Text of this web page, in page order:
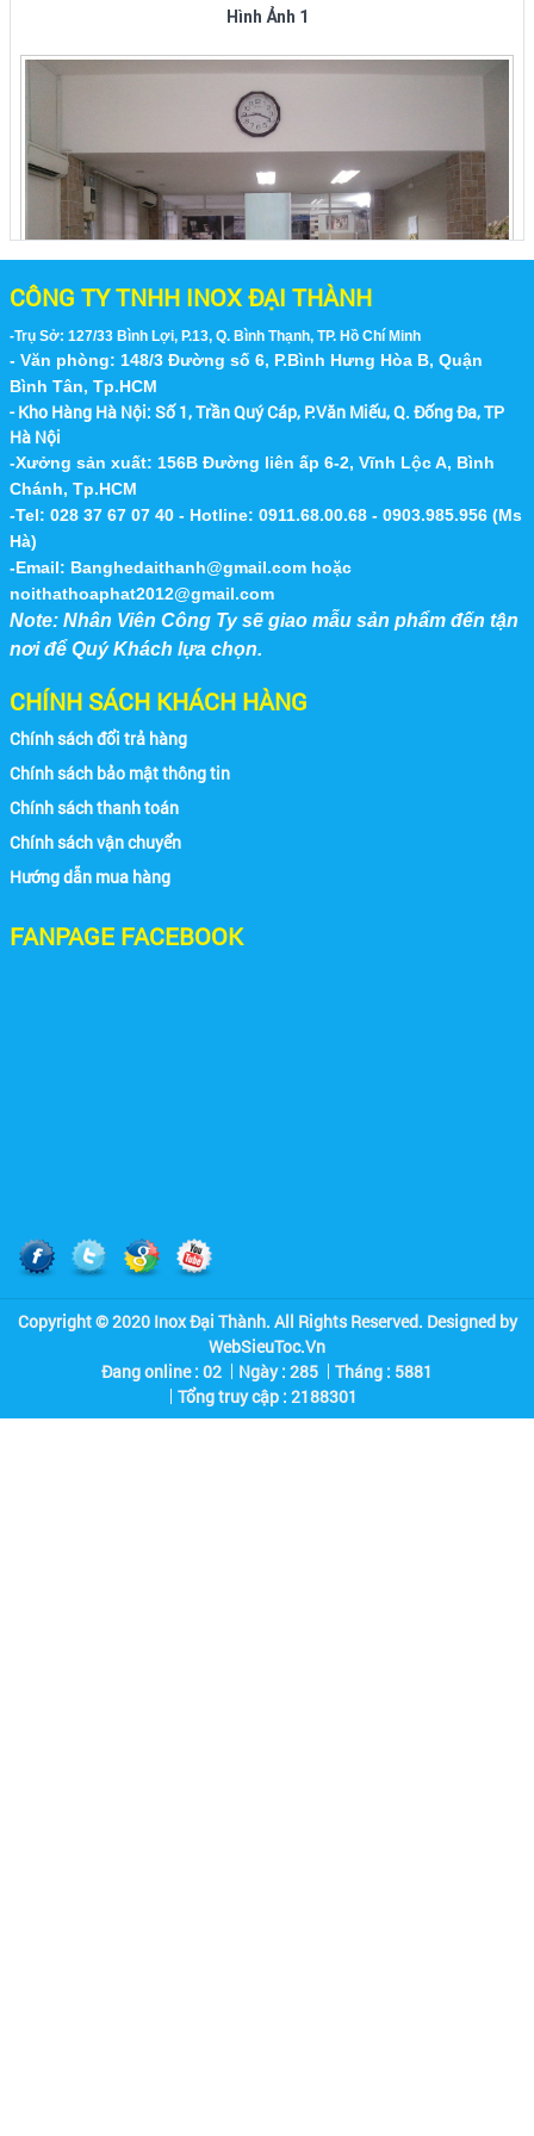
inox tại các quận huyện ở thành...
Bán Bàn Ghế Inox 304 Xếp Tại Quận 1 -
TPHCM
Công Ty Inox Đại Thành chuyên bán bàn ghế
inox như: bộ bàn inox tròn 1m2, bàn xếp inox,
ghế inox tròn, ghế xếp văn phòng...
MUA BÁN BÀN GHẾ INOX 304, GHẾ INOX,
BÀN TRÒN INOX TẠI CÁC ĐƯỜNG XÁ,
QUẬN HUYỆN Ở TP HCM
Công Ty Nội Thất Inox Đại Thành chuyên sản
xuất và cung cấp các loại bàn ghế inox, bàn inox
BÁN BÀN GHẾ INOX 304, GHẾ INOX, BÀN
INOX TẠI CÁC QUẬN HUYỆN TẠI TP HCM
cung cấp các loại bàn ghế inox, bàn inox 304,
Nhà Máy P&G - Bình Dương
Căn Tin Công Ty Mercedes Benz VN
Hình Ảnh 2
CÔNG TY TNHH INOX ĐẠI THÀNH
-Trụ Sở: 127/33 Bình Lợi, P.13, Q. Bình Thạnh, TP. Hồ Chí Minh
- Văn phòng: 148/3 Đường số 6, P.Bình Hưng Hòa B, Quận
Bình Tân, Tp.HCM
- Kho Hàng Hà Nội: Số 1, Trần Quý Cáp, P.Văn Miếu, Q. Đống Đa, TP
Hà Nội
-Xưởng sản xuất: 156B Đường liên ấp 6-2, Vĩnh Lộc A, Bình
Chánh, Tp.HCM
-Tel: 028 37 67 07 40 - Hotline: 0911.68.00.68 - 0903.985.956 (Ms
Hà)
-Email: Banghedaithanh@gmail.com hoặc
noithathoaphat2012@gmail.com
Note: Nhân Viên Công Ty sẽ giao mẫu sản phẩm đến tận
nơi để Quý Khách lựa chọn.
CHÍNH SÁCH KHÁCH HÀNG
Chính sách đổi trả hàng
Chính sách bảo mật thông tin
Chính sách thanh toán
Chính sách vận chuyển
Hướng dẫn mua hàng
FANPAGE FACEBOOK
Copyright © 2020 Inox Đại Thành. All Rights Reserved. Designed by
WebSieuToc.Vn
Đang online : 02
Ngày : 285
Tháng : 5881
Tổng truy cập : 2188301